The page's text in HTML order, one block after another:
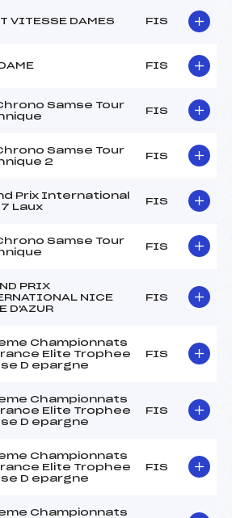
VITESSE DAMES FIS
FIS
Samse Tour
FIS
Samse Tour
2
FIS
Prix International
Laux
FIS
Samse Tour
FIS
PRIX
NICE
D'AZUR
FIS
Championnats
Elite Trophee
D epargne
FIS
Championnats
Elite Trophee
D epargne
FIS
Championnats
Elite Trophee
D epargne
FIS
Championnats